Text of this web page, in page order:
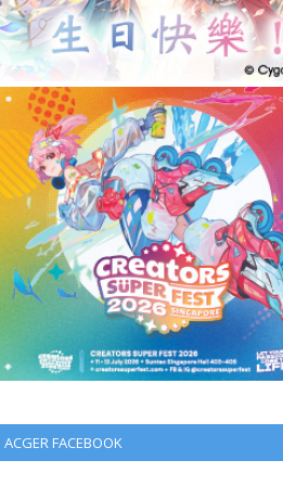
ACGER FACEBOOK